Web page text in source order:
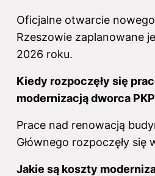
Oficjalne otwarcie nowego
Rzeszowie zaplanowane
2026 roku.
Kiedy rozpoczęły się
modernizacją dworca
Prace nad renowacją
Głównego rozpoczęły się
Jakie są koszty